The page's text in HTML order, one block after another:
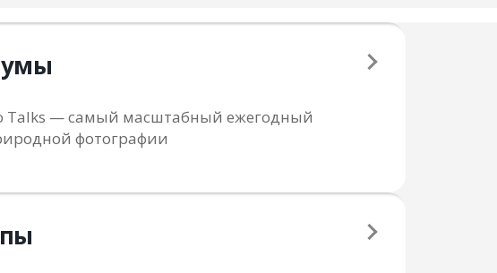
Talks — cамый масштабный ежегодный
фотографии